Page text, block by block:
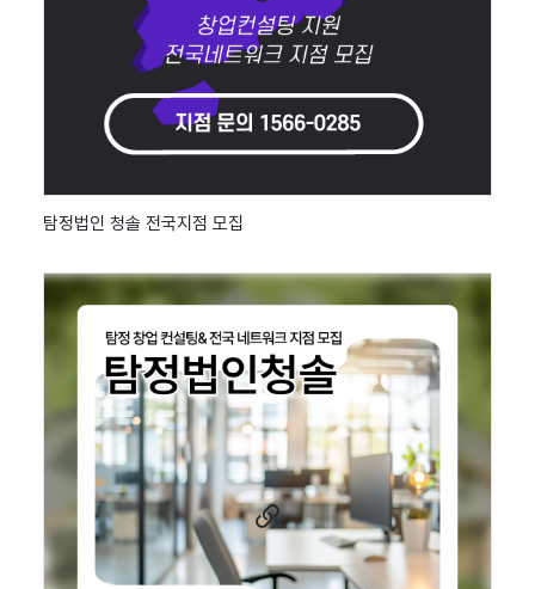
탐정법인 청솔 전국지점 모집